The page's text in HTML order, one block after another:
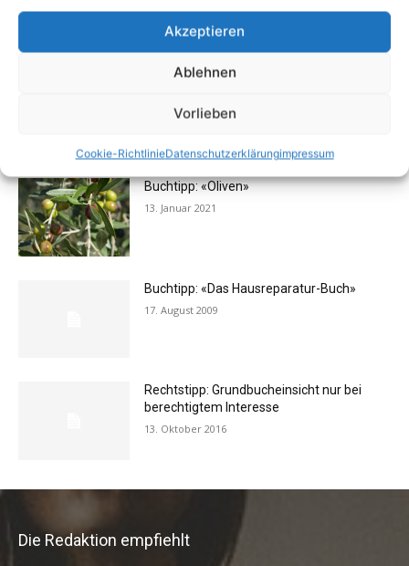
Akzeptieren
Ablehnen
Vorlieben
Cookie-RichtlinieDatenschutzerklärungimpressum
7. Juli 2026
Buchtipp: «Oliven»
13. Januar 2021
Buchtipp: «Das Hausreparatur-Buch»
17. August 2009
Rechtstipp: Grundbucheinsicht nur bei
berechtigtem Interesse
13. Oktober 2016
Die Redaktion empfiehlt